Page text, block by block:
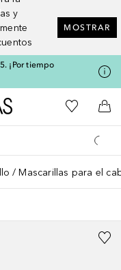
y
MOSTRAR
¡Por tiempo
A Douglas HomeMi lista de
A
Mascarillas para el